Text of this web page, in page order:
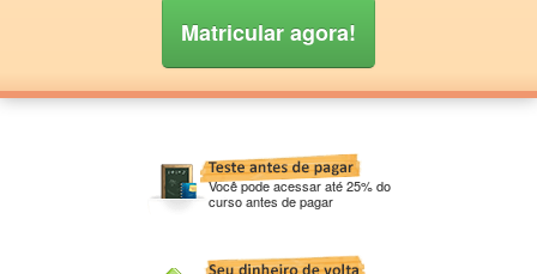
Matricular agora!
Você pode acessar até 25% do
curso antes de pagar